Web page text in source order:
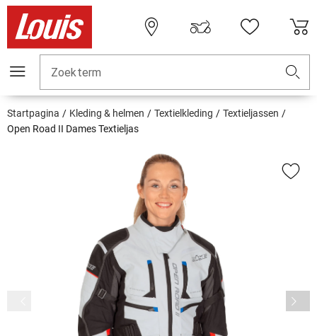
Zoekterm
Startpagina Kleding & helmen Textielkleding
Textieljassen
Open Road II Dames Textieljas